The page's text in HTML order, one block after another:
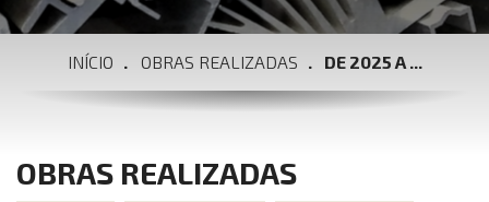
INÍCIO OBRAS REALIZADAS DE 2025 A ...
OBRAS REALIZADAS